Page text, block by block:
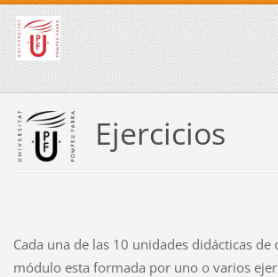
Ejercicios
Cada una de las 10 unidades didácticas
módulo esta formada por uno o varios